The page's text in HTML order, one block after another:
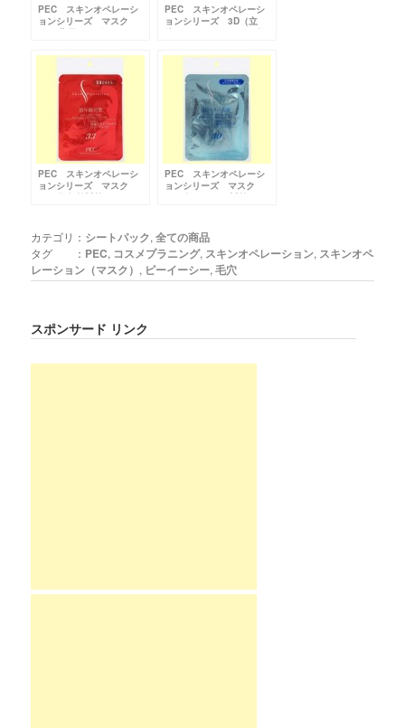
PEC スキンオペレーシ
ョンシリーズ マスク
25（薬用ニキビケア）
PEC スキンオペレーシ
ョンシリーズ 3D（立
体）マスク36（たるみ肌
PEC スキンオペレーシ
ョンシリーズ マスク
33（肌年齢対策）
PEC スキンオペレーシ
ョンシリーズ マスク
30（肌ストレス対策）
カテゴリ： シートパック,全ての商品
タグ ： PEC, コスメプラニング, スキンオペレーション, スキンオペ
レーション（マスク） , ピーイーシー,毛穴
スポンサード リンク